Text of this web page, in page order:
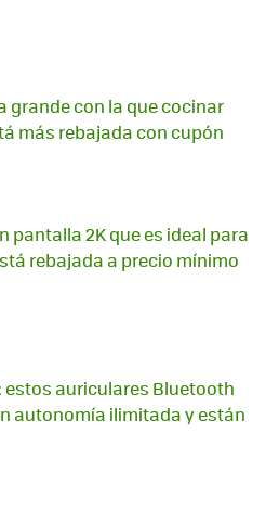
grande con la que cocinar
más rebajada con cupón
pantalla 2K que es ideal para
rebajada a precio mínimo
estos auriculares Bluetooth
autonomía ilimitada y están